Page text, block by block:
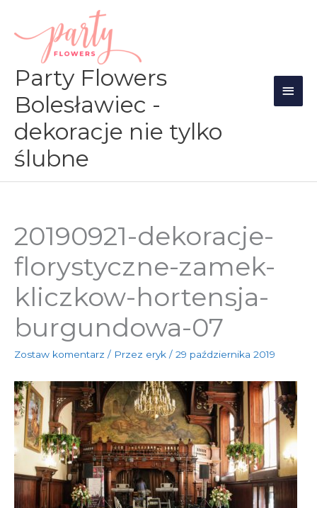
treści
Party Flowers
Bolesławiec -
dekoracje nie tylko
ślubne
20190921-dekoracje-
florystyczne-zamek-
kliczkow-hortensja-
burgundowa-07
Zostaw komentarz / Przez eryk / 29 października 2019